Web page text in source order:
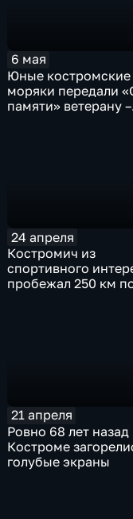
6 мая
Юные костромские
моряки передали
памяти» ветерану –
24 апреля
Костромич из
спортивного
пробежал 250 км
21 апреля
Ровно 68 лет назад
Костроме
голубые экраны